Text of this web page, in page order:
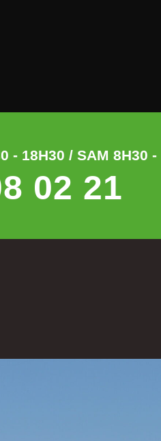
- 18H30 / SAM 8H30 -
02 21